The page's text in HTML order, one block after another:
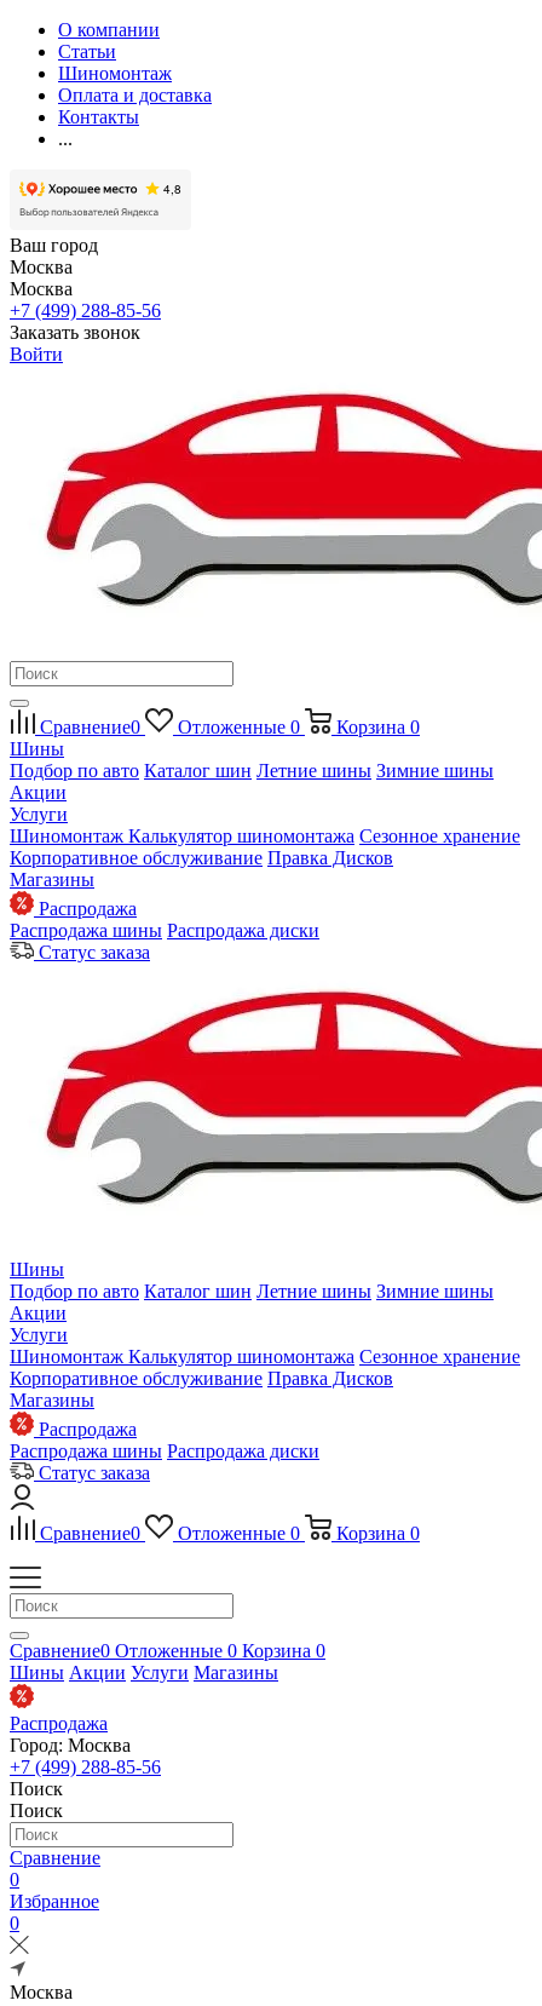
О компании
Статьи
Шиномонтаж
Оплата и доставка
Контакты
...
Ваш город
Москва
Москва
+7 (499) 288-85-56
Заказать звонок
Войти
Сравнение0 Отложенные 0 Корзина 0
Шины
Подбор по авто Каталог шин Летние шины Зимние шины
Акции
Услуги
Шиномонтаж Калькулятор шиномонтажа Сезонное хранение
Корпоративное обслуживание Правка Дисков
Магазины
Распродажа
Распродажа шины Распродажа диски
Статус заказа
Шины
Подбор по авто Каталог шин Летние шины Зимние шины
Акции
Услуги
Шиномонтаж Калькулятор шиномонтажа Сезонное хранение
Корпоративное обслуживание Правка Дисков
Магазины
Распродажа
Распродажа шины Распродажа диски
Статус заказа
Сравнение0 Отложенные 0 Корзина 0
Сравнение0 Отложенные 0 Корзина 0
Шины Акции Услуги Магазины
Распродажа
Город: Москва
+7 (499) 288-85-56
Поиск
Поиск
Сравнение
0
Избранное
0
Москва